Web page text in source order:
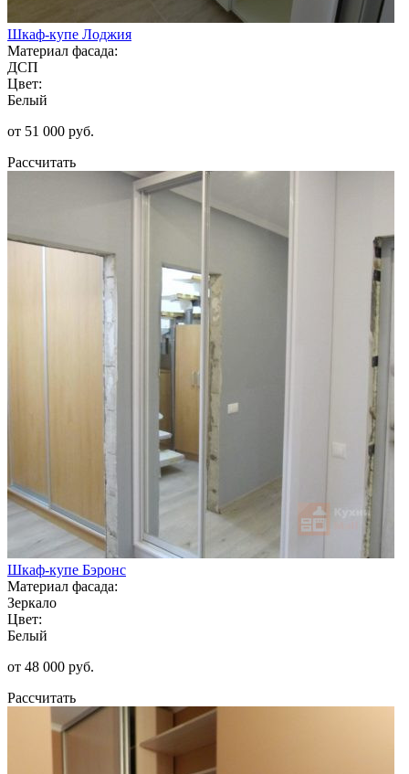
Шкаф-купе Лоджия
Материал фасада:
ДСП
Цвет:
Белый
от 51 000 руб.
Рассчитать
Шкаф-купе Бэронс
Материал фасада:
Зеркало
Цвет:
Белый
от 48 000 руб.
Рассчитать